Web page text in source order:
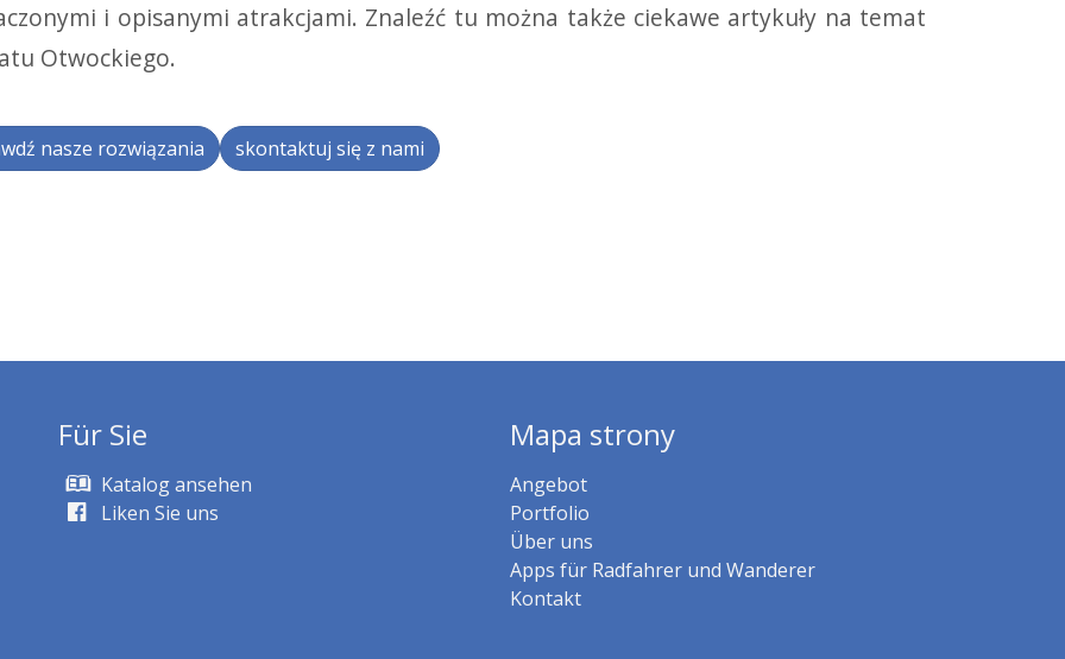
i opisanymi atrakcjami. Znaleźć tu można także ciekawe artykuły na temat
Otwockiego.
nasze rozwiązania skontaktuj się z nami
Für Sie
Katalog ansehen
Liken Sie uns
Mapa strony
Angebot
Portfolio
Über uns
Apps für Radfahrer und Wanderer
Kontakt